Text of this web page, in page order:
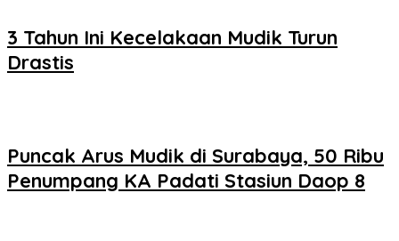
3 Tahun Ini Kecelakaan Mudik Turun
Drastis
Puncak Arus Mudik di Surabaya, 50 Ribu
Penumpang KA Padati Stasiun Daop 8